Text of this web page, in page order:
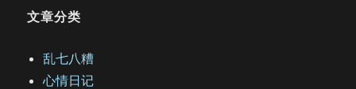
文章分类
乱七八糟
心情日记